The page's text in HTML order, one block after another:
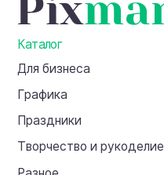
Каталог
Для бизнеса
Графика
Праздники
Творчество и рукоделие